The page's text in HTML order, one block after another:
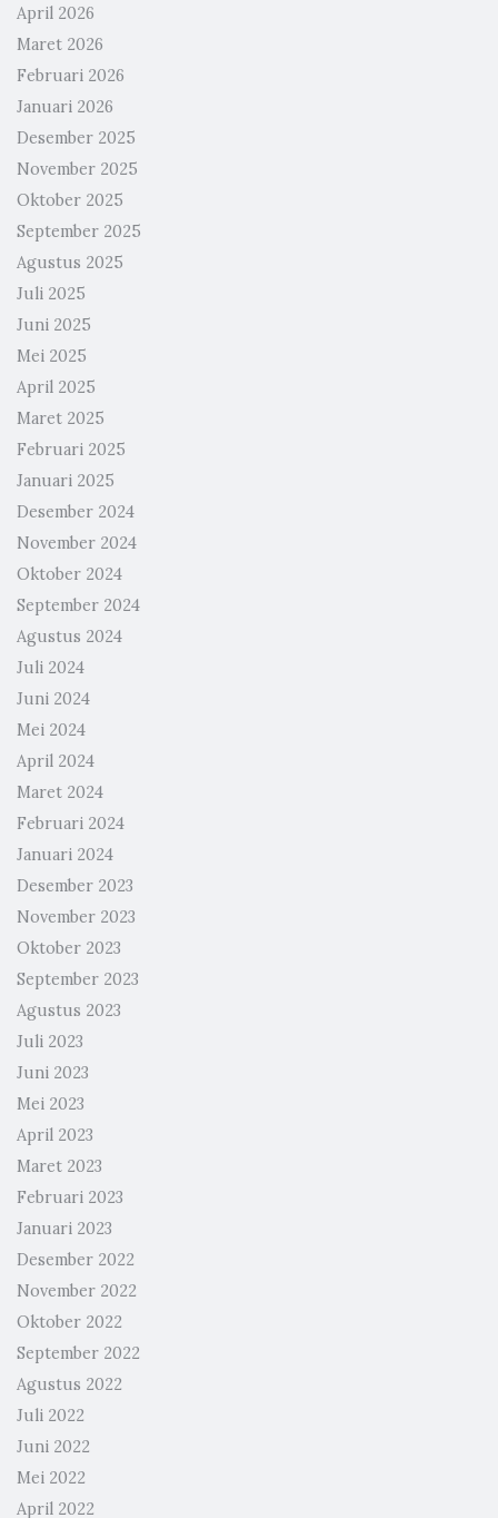
April 2026
Maret 2026
Februari 2026
Januari 2026
Desember 2025
November 2025
Oktober 2025
September 2025
Agustus 2025
Juli 2025
Juni 2025
Mei 2025
April 2025
Maret 2025
Februari 2025
Januari 2025
Desember 2024
November 2024
Oktober 2024
September 2024
Agustus 2024
Juli 2024
Juni 2024
Mei 2024
April 2024
Maret 2024
Februari 2024
Januari 2024
Desember 2023
November 2023
Oktober 2023
September 2023
Agustus 2023
Juli 2023
Juni 2023
Mei 2023
April 2023
Maret 2023
Februari 2023
Januari 2023
Desember 2022
November 2022
Oktober 2022
September 2022
Agustus 2022
Juli 2022
Juni 2022
Mei 2022
April 2022